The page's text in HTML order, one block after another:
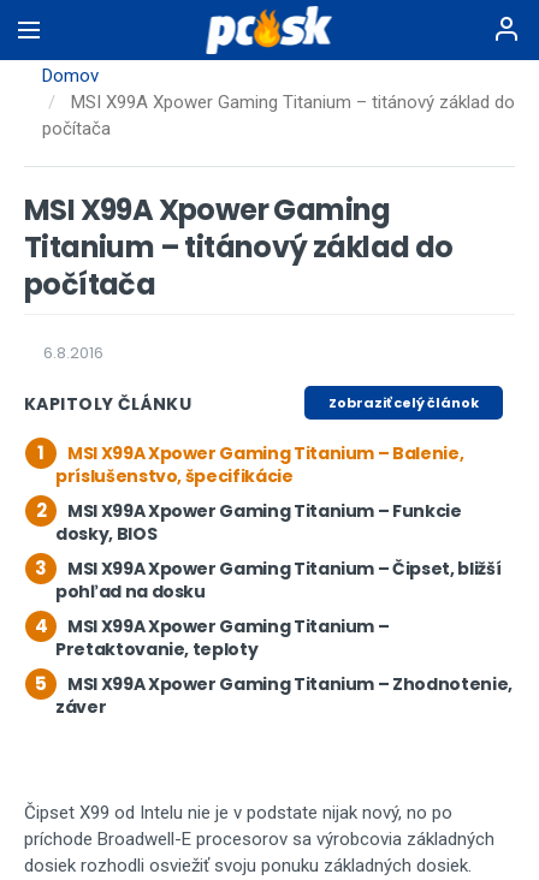
na
hlavnýDomov
MSI X99A Xpower Gaming Titanium – titánový základ do
počítača
MSI X99A Xpower Gaming
Titanium – titánový základ do
počítača
6.8.2016
KAPITOLY ČLÁNKU Zobraziť celý článok
1
MSI X99A Xpower Gaming Titanium – Balenie,
príslušenstvo, špecifikácie
2
MSI X99A Xpower Gaming Titanium – Funkcie
dosky, BIOS
3
MSI X99A Xpower Gaming Titanium – Čipset, bližší
pohľad na dosku
4
MSI X99A Xpower Gaming Titanium –
Pretaktovanie, teploty
5
MSI X99A Xpower Gaming Titanium – Zhodnotenie,
záver
Čipset X99 od Intelu nie je v podstate nijak nový, no po
príchode Broadwell-E procesorov sa výrobcovia základných
dosiek rozhodli osviežiť svoju ponuku základných dosiek.